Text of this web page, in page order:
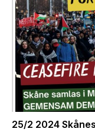
25/2 2024